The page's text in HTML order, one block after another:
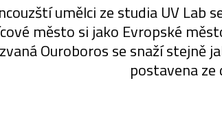
umělci ze studia UV Lab
město si jako Evropské
Ouroboros se snaží stejně
postavena ze